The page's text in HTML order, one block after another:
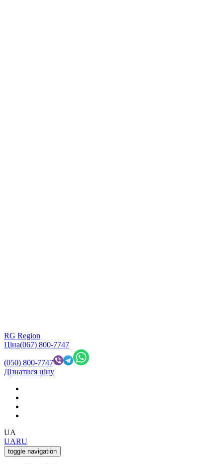
RG Region
Ціна(067) 800-7747
(050) 800-7747
Дізнатися ціну
UA
UARU
toggle navigation